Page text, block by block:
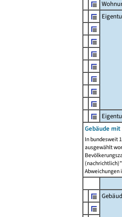
Gebäude
In bundesweit
ausgewählt
Abweichungen